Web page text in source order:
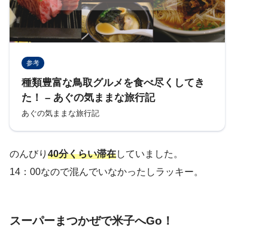
参考
種類豊富な鳥取グルメを食べ尽くしてき
た！ – あぐの気ままな旅行記
あぐの気ままな旅行記
のんびり 40分くらい滞在していました。
14：00なので混んでいなかったしラッキー。
スーパーまつかぜで米子へGo！